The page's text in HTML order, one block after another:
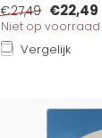
€27,49 €22,49
Niet op voorraad
Vergelijk